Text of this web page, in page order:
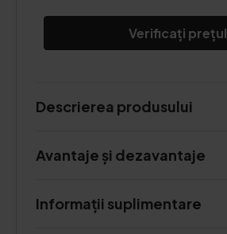
Verificați prețul
Descrierea produsului
Avantaje și dezavantaje
Informații suplimentare